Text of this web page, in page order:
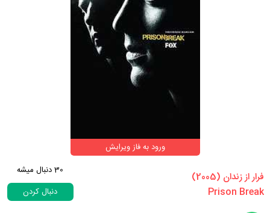
ورود به فاز ویرایش
‏فرار از زندان‏ (2005)
30دنبال میشه
دنبال کردن